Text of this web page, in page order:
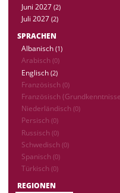
Juni 2027 (2)
Juli 2027 (2)
SPRACHEN
Albanisch (1)
Arabisch (0)
Englisch (2)
Französisch (0)
Französisch
Niederländisch (0)
Persisch (0)
Russisch (0)
Schwedisch (0)
Spanisch (0)
Türkisch (0)
REGIONEN